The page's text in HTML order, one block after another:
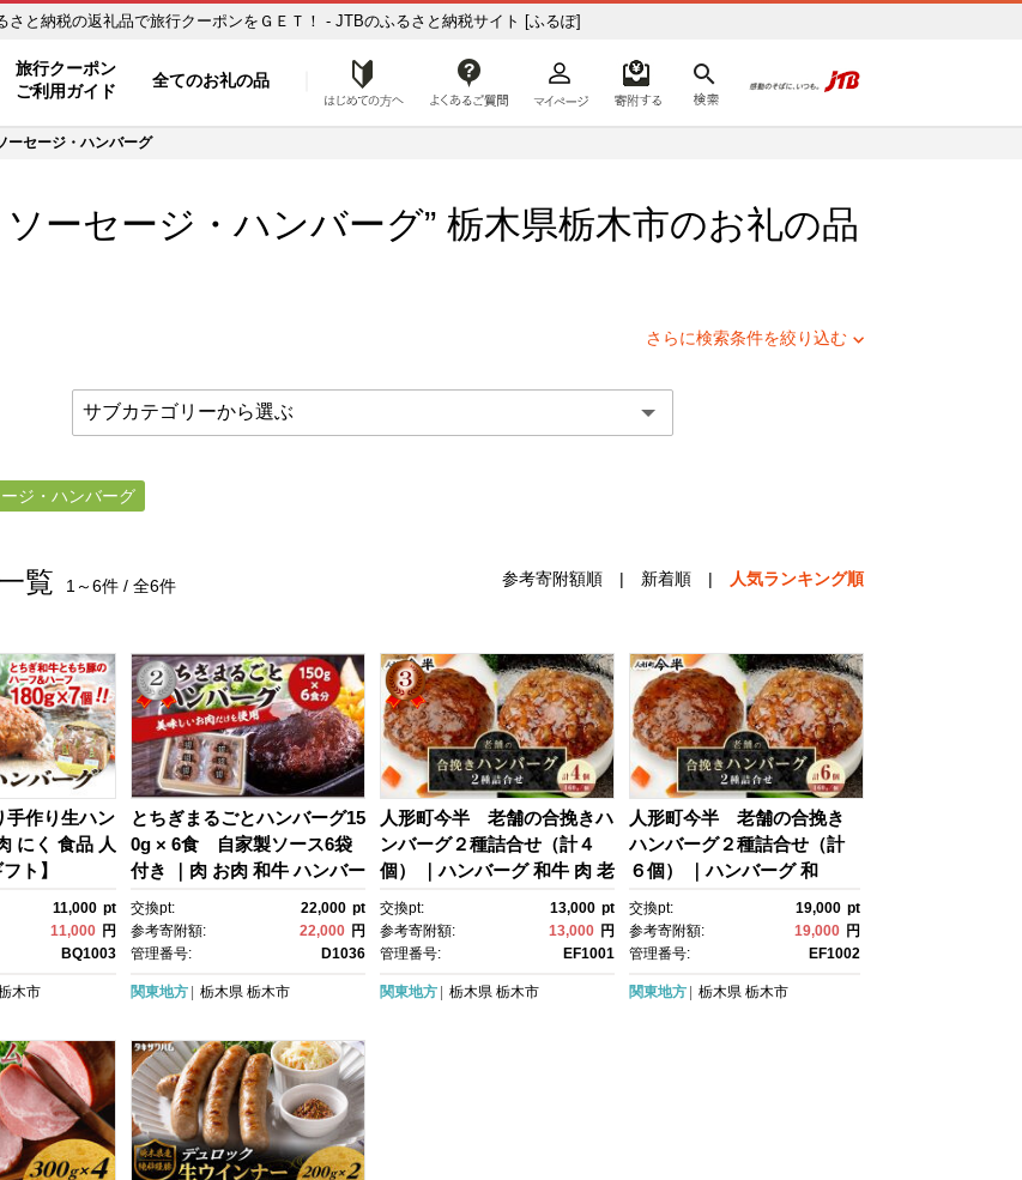
栃木市【ハム・ソーセージ・ハンバーグ】のお礼の品一覧 ふるさと納税の返礼品で旅行クーポンをＧＥＴ！ - JTBのふるさと納税サイト [ふるぽ]
旅行クーポン
ご利用ガイド
全てのお礼の品 はじめての方へ
ーセージ・ハンバーグ
ソーセージ・ハンバーグ” 栃木県栃木市のお礼の品
さらに検索条件を絞り込む
ジ・ハンバーグ
覧 1～6件 / 全6件 参考寄附額順 | 新着順 | 人気ランキング順
手作り生ハン
にく 食品 人
ト】
11,000 pt
11,000 円
BQ1003
木市
とちぎまるごとハンバーグ15
0g × 6食 自家製ソース6袋
付き ｜肉 お肉 和牛 ハンバー
グ
交換pt: 22,000 pt
参考寄附額:
22,000 円
管理番号:
D1036
関東地方 栃木県 栃木市
人形町今半 老舗の合挽きハ
ンバーグ２種詰合せ（計４
個） ｜ハンバーグ 和牛 肉 老
舗 名店 ギフト おかず 惣菜
交換pt: 13,000 pt
参考寄附額:
13,000 円
管理番号:
EF1001
関東地方 栃木県 栃木市
人形町今半 老舗の合挽き
ハンバーグ２種詰合せ（計
６個） ｜ハンバーグ 和
牛 肉 老舗 名店 ギフト おか
ず 惣菜
交換pt: 19,000 pt
参考寄附額:
19,000 円
管理番号:
EF1002
関東地方 栃木県 栃木市